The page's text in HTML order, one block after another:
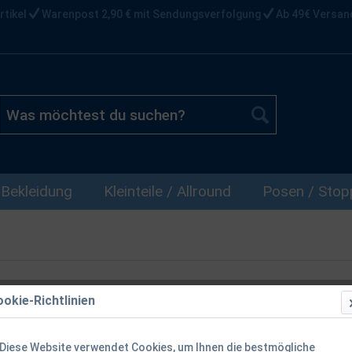
Warenpost 2,90 € mit Sendungsverfolgung Ab 49€
Bekleidung Kleinteile / Allround Posen /
Deeper
Richtlinien
Diese Website verwendet Cookies, um Ihnen die bestmögliche